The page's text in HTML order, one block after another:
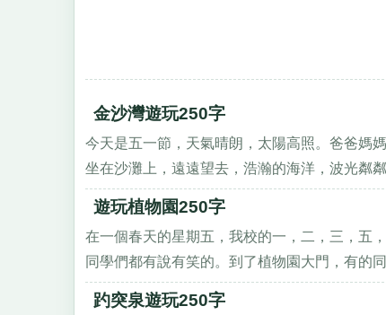
金沙灣遊玩250字
今天是五一節，天氣晴朗，太陽高照。爸爸媽
坐在沙灘上，遠遠望去，浩瀚的海洋，波光粼
遊玩植物園250字
在一個春天的星期五，我校的一，二，三，五
同學們都有說有笑的。到了植物園大門，有的
趵突泉遊玩250字